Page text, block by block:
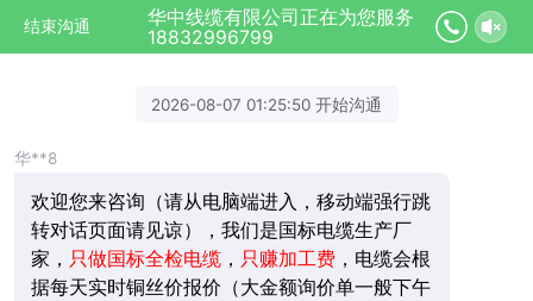
结束沟通
华中线缆有限公司正在为您服务
18832996799
2026-08-07 01:25:50 开始沟通
华**8
欢迎您来咨询（请从电脑端进入，移动端强行跳
转对话页面请见谅），我们是国标电缆生产厂
家， 只做国标全检电缆， 只赚加工费，电缆会根
据每天实时铜丝价报价（大金额询价单一般下午